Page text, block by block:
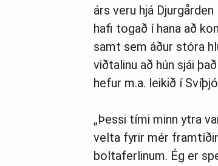
árs veru hjá
hafi togað í hana að
samt sem áður stóra
viðtalinu að hún sjái
hefur m.a. leikið í
„Þessi tími minn ytra
velta fyr­ir mér
bolta­ferl­in­um. Ég er